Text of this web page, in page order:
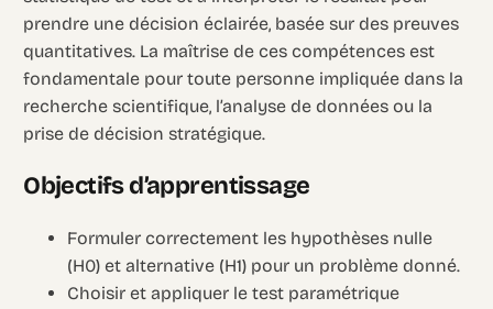
prendre une décision éclairée, basée sur des preuves
quantitatives. La maîtrise de ces compétences est
fondamentale pour toute personne impliquée dans la
recherche scientifique, l’analyse de données ou la
prise de décision stratégique.
Objectifs d’apprentissage
Formuler correctement les hypothèses nulle
(H0) et alternative (H1) pour un problème donné.
Choisir et appliquer le test paramétrique